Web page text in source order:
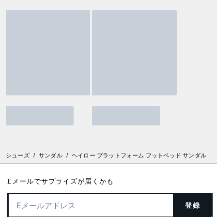
シューズ / サンダル / ヘイロー プラットフォーム フットベッド サンダル
Eメールでサプライズが届くかも
登録